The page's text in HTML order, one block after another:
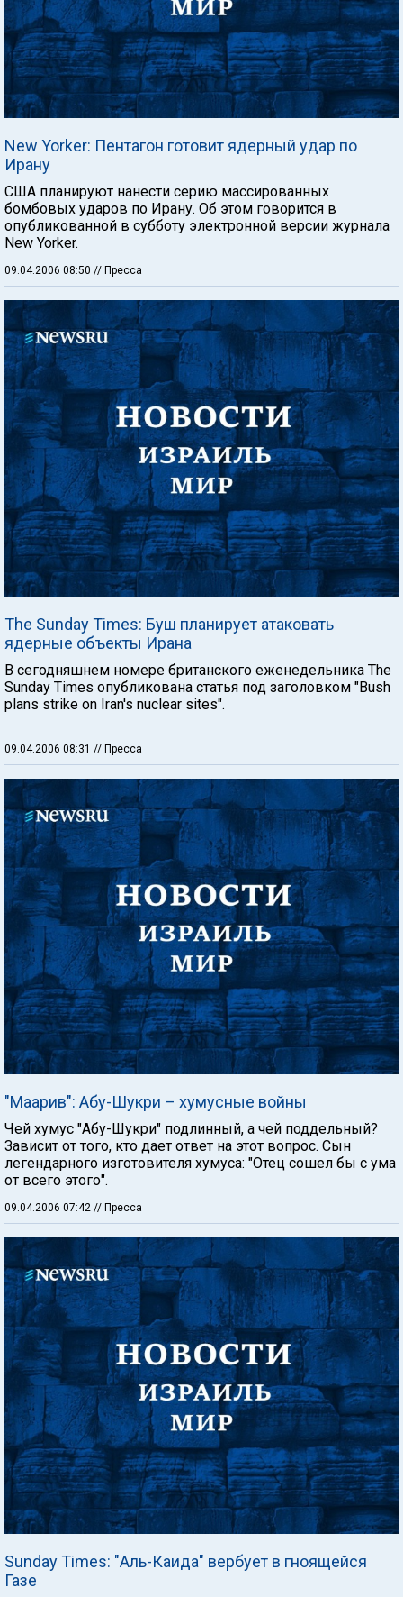
New Yorker: Пентагон готовит ядерный удар по
Ирану
США планируют нанести серию массированных
бомбовых ударов по Ирану. Об этом говорится в
опубликованной в субботу электронной версии журнала
New Yorker.
09.04.2006 08:50 // Пресса
The Sunday Times: Буш планирует атаковать
ядерные объекты Ирана
В сегодняшнем номере британского еженедельника The
Sunday Times опубликована статья под заголовком "Bush
plans strike on Iran's nuclear sites".
09.04.2006 08:31 // Пресса
"Маарив": Абу-Шукри – хумусные войны
Чей хумус "Абу-Шукри" подлинный, а чей поддельный?
Зависит от того, кто дает ответ на этот вопрос. Сын
легендарного изготовителя хумуса: "Отец сошел бы с ума
от всего этого".
09.04.2006 07:42 // Пресса
Sunday Times: "Аль-Каида" вербует в гноящейся
Газе